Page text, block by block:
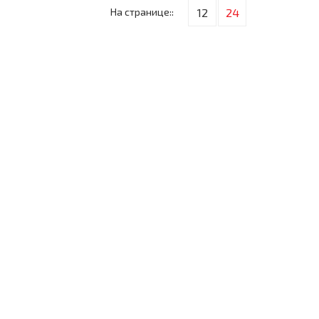
На странице:: 12 24